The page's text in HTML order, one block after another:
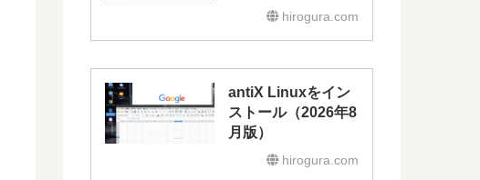
hirogura.com
antiX Linuxをイン
ストール（2026年8
月版）
hirogura.com